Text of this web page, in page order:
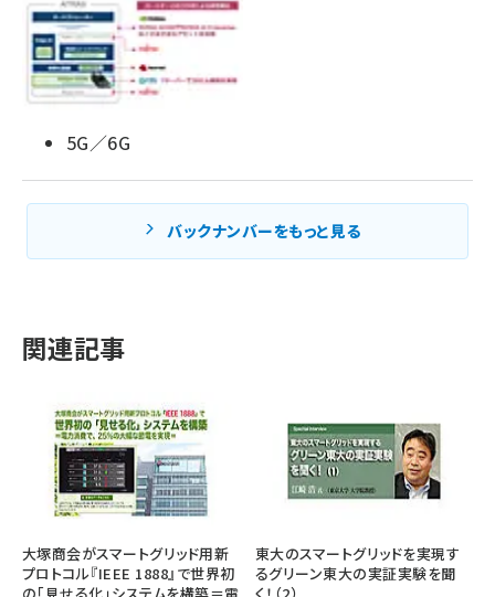
5G／6G
バックナンバーをもっと見る
関連記事
大塚商会がスマートグリッド用新
プロトコル『IEEE 1888』で世界初
東大のスマートグリッドを実現す
るグリーン東大の実証実験を聞